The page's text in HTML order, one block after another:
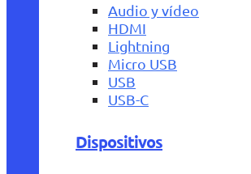
Audio y vídeo
HDMI
Lightning
Micro USB
USB
USB-C
Dispositivos